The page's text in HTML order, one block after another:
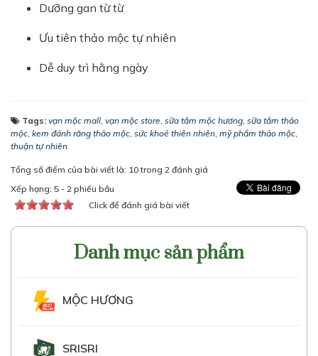
Dưỡng gan từ từ
Ưu tiên thảo mộc tự nhiên
Dễ duy trì hằng ngày
Tags: vạn mộc mall, vạn mộc store, sữa tắm mộc hương, sữa tắm thảo
mộc, kem đánh răng thảo mộc, sức khoẻ thiên nhiên, mỹ phẩm thảo mộc,
thuận tự nhiên
Tổng số điểm của bài viết là: 10 trong 2 đánh giá
Xếp hạng: 5 - 2 phiếu bầu
Click để đánh giá bài viết
Danh mục sản phẩm
MỘC HƯƠNG
SRISRI